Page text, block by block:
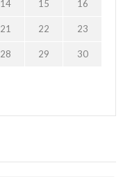
14 15 16
21 22 23
28 29 30